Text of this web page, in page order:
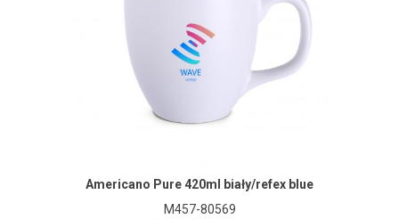
Americano Pure 420ml biały/refex blue
M457-80569